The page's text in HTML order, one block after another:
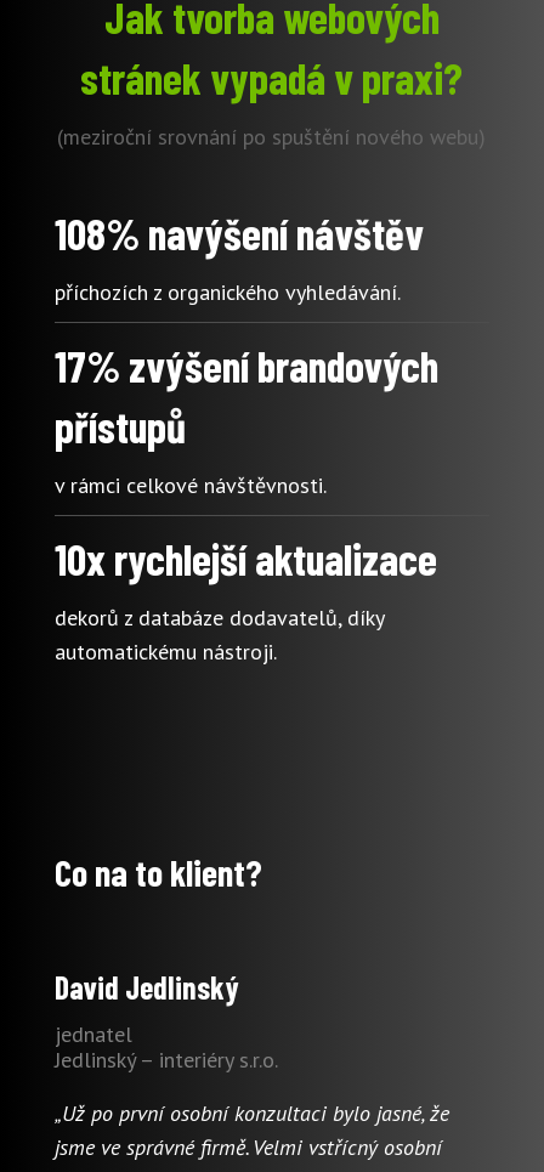
Jak tvorba webových
stránek vypadá v praxi?
(meziroční srovnání po spuštění nového webu)
108% navýšení návštěv
příchozích z organického vyhledávání.
17% zvýšení brandových
přístupů
v rámci celkové návštěvnosti.
10x rychlejší aktualizace
dekorů z databáze dodavatelů, díky
automatickému nástroji.
Co na to klient?
David Jedlinský
jednatel
Jedlinský – interiéry s.r.o.
„Už po první osobní konzultaci bylo jasné, že
jsme ve správné firmě. Velmi vstřícný osobní